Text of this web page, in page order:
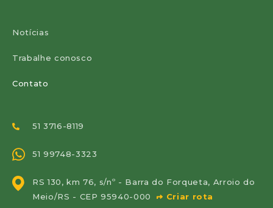
Notícias
Trabalhe conosco
Contato
51 3716-8119
51 99748-3323
RS 130, km 76, s/nº - Barra do Forqueta, Arroio do
Meio/RS - CEP 95940-000
Criar rota